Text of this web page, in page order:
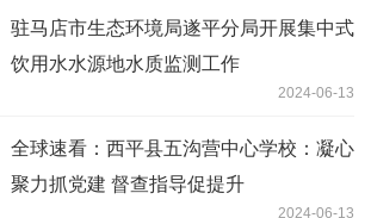
驻马店市生态环境局遂平分局开展集中式
饮用水水源地水质监测工作
2024-06-13
全球速看：​西平县五沟营中心学校：凝心
聚力抓党建 督查指导促提升
2024-06-13